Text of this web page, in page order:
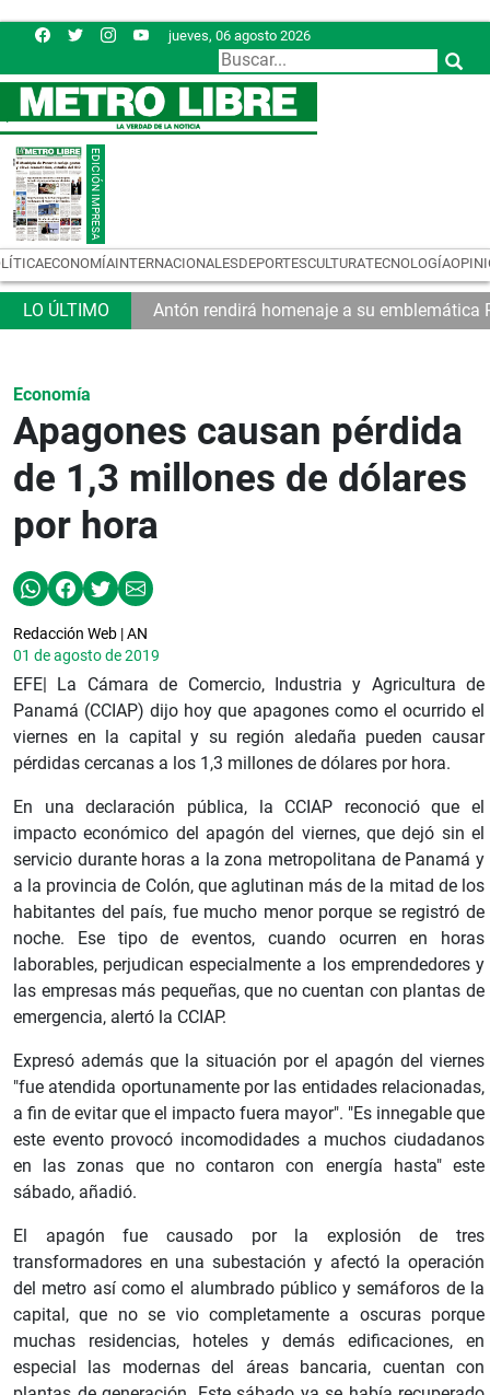
jueves, 06 agosto 2026
ECONOMÍAINTERNACIONALESDEPORTESCULTURATECNOLOGÍA
a las MiPymes Antón rendirá homenaje a su emblemática
Economía
Apagones causan pérdida
de 1,3 millones de dólares
por hora
Redacción Web | AN
01 de agosto de 2019
EFE| La Cámara de Comercio, Industria y Agricultura de
Panamá (CCIAP) dijo hoy que apagones como el ocurrido el
viernes en la capital y su región aledaña pueden causar
pérdidas cercanas a los 1,3 millones de dólares por hora.
En una declaración pública, la CCIAP reconoció que el
impacto económico del apagón del viernes, que dejó sin el
servicio durante horas a la zona metropolitana de Panamá y
a la provincia de Colón, que aglutinan más de la mitad de los
habitantes del país, fue mucho menor porque se registró de
noche. Ese tipo de eventos, cuando ocurren en horas
laborables, perjudican especialmente a los emprendedores y
las empresas más pequeñas, que no cuentan con plantas de
emergencia, alertó la CCIAP.
Expresó además que la situación por el apagón del viernes
"fue atendida oportunamente por las entidades relacionadas,
a fin de evitar que el impacto fuera mayor". "Es innegable que
este evento provocó incomodidades a muchos ciudadanos
en las zonas que no contaron con energía hasta" este
sábado, añadió.
El apagón fue causado por la explosión de tres
transformadores en una subestación y afectó la operación
del metro así como el alumbrado público y semáforos de la
capital, que no se vio completamente a oscuras porque
muchas residencias, hoteles y demás edificaciones, en
especial las modernas del áreas bancaria, cuentan con